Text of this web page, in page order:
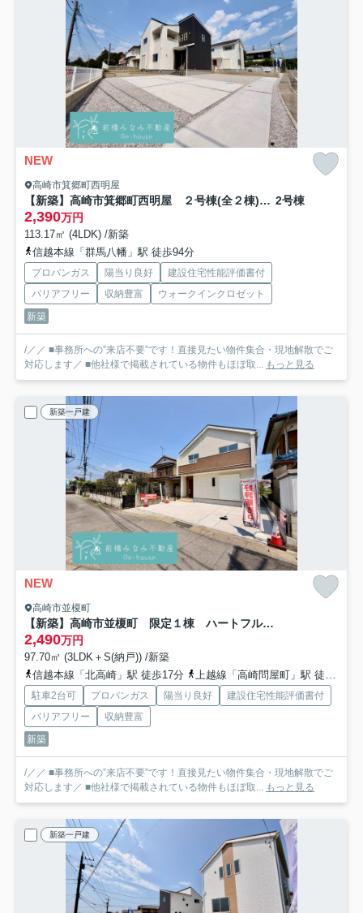
NEW
高崎市箕郷町西明屋
【新築】高崎市箕郷町西明屋 ２号棟(全２棟) リーブルガーデン 新築建売分譲 2号棟
2,390万円
113.17㎡ (4LDK) /新築
信越本線「群馬八幡」駅 徒歩94分
プロパンガス 陽当り良好
建設住宅性能評価書付
バリアフリー
収納豊富
ウォークインクロゼット
新築
/／／ ■事務所への”来店不要”です！直接見たい物件集合・現地解散でご
対応します／ ■他社様で掲載されている物件もほぼ取... もっと見る
新築一戸建
NEW
高崎市並榎町
【新築】高崎市並榎町 限定１棟 ハートフルタウン 新築建売
2,490万円
97.70㎡ (3LDK＋S(納戸)) /新築
信越本線「北高崎」駅 徒歩17分
上越線「高崎問屋町」駅 徒歩33分
駐車2台可 プロパンガス 陽当り良好
建設住宅性能評価書付
バリアフリー
収納豊富
新築
/／／ ■事務所への”来店不要”です！直接見たい物件集合・現地解散でご
対応します／ ■他社様で掲載されている物件もほぼ取... もっと見る
新築一戸建